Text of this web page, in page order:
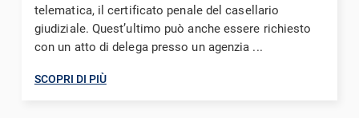
telematica, il certificato penale del casellario
giudiziale. Quest’ultimo può anche essere richiesto
con un atto di delega presso un agenzia ...
SCOPRI DI PIÙ